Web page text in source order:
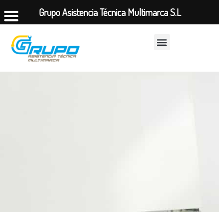
Grupo Asistencia Técnica Multimarca S.L